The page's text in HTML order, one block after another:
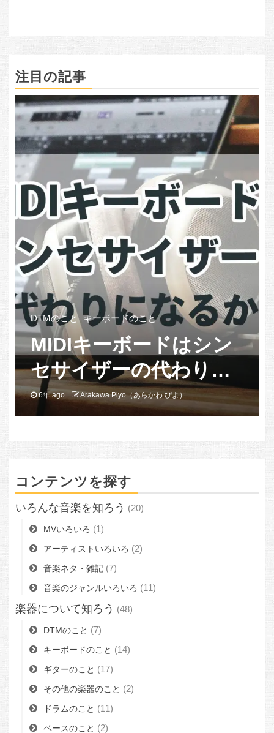
注目の記事
DTMのこと キーボードのこと
MIDIキーボードはシン
セサイザーの代わりに
なるか？
6年 ago Arakawa Piyo（あらかわ ぴよ）
コンテンツを探す
いろんな音楽を知ろう (20)
MVいろいろ (1)
アーティストいろいろ (2)
音楽ネタ・雑記 (7)
音楽のジャンルいろいろ (11)
楽器について知ろう (48)
DTMのこと (7)
キーボードのこと (14)
ギターのこと (17)
その他の楽器のこと (2)
ドラムのこと (11)
ベースのこと (2)